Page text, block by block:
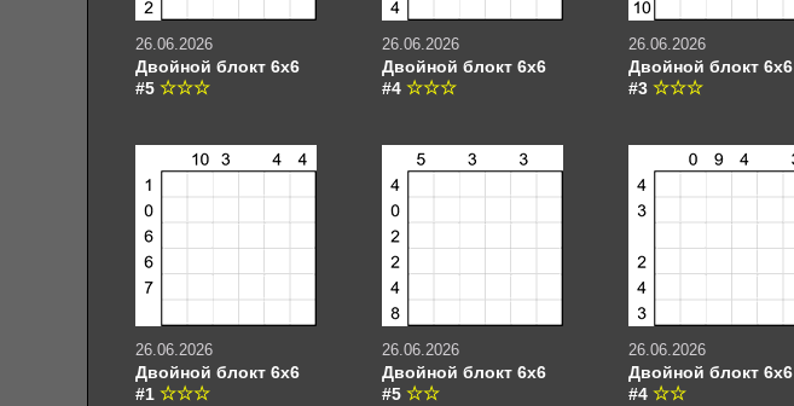
26.06.2026
Двойной блокт 6х6
#5
26.06.2026
Двойной блокт 6х6
#4
26.06.2026
Двойной блокт 6х6
#3
26.06.2026
Двойной блокт 6х6
#1
26.06.2026
Двойной блокт 6х6
#5
26.06.2026
Двойной блокт 6х6
#4